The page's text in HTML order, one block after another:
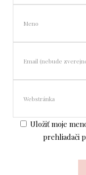
Uložiť moje
prehliadači